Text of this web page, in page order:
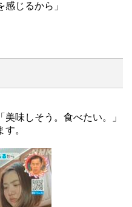
じるから」
味しそう。食べたい。」
。